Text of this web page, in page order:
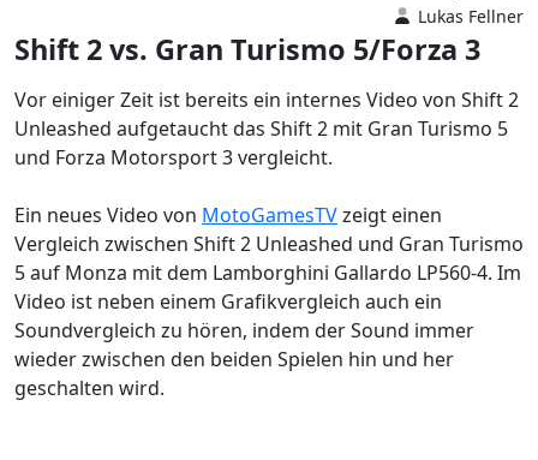
Lukas Fellner
Shift 2 vs. Gran Turismo 5/Forza 3
Vor einiger Zeit ist bereits ein internes Video von Shift 2
Unleashed aufgetaucht das Shift 2 mit Gran Turismo 5
und Forza Motorsport 3 vergleicht.
Ein neues Video von MotoGamesTVzeigt einen
Vergleich zwischen Shift 2 Unleashed und Gran Turismo
5 auf Monza mit dem Lamborghini Gallardo LP560-4. Im
Video ist neben einem Grafikvergleich auch ein
Soundvergleich zu hören, indem der Sound immer
wieder zwischen den beiden Spielen hin und her
geschalten wird.